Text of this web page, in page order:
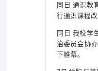
同日 通识教
行通识课程改
同日 我校学
治委员会协
下帷幕。